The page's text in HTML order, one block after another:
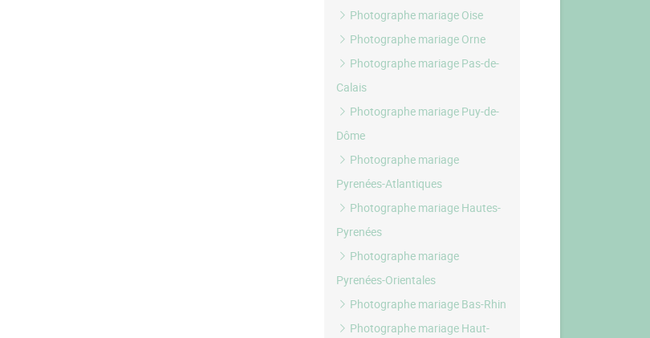
Photographe mariage Oise
Photographe mariage Orne
Photographe mariage Pas-de-
Calais
Photographe mariage Puy-de-
Dôme
Photographe mariage
Pyrenées-Atlantiques
Photographe mariage Hautes-
Pyrenées
Photographe mariage
Pyrenées-Orientales
Photographe mariage Bas-Rhin
Photographe mariage Haut-